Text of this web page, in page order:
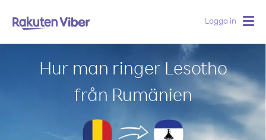
Logga in
Hur man ringer Lesotho
från Rumänien